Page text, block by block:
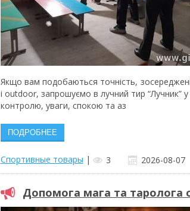
Якщо вам подобаються точність,
і outdoor, запрошуємо в лучний тир “Лучник”
контролю, уваги, спокою та аз
Спортивные товары | 3 2026-08-07
Допомога мага та таролога